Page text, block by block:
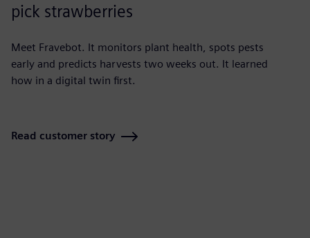
pick strawberries
Meet Fravebot. It monitors plant health, spots pests
early and predicts harvests two weeks out. It learned
how in a digital twin first.
Read customer story